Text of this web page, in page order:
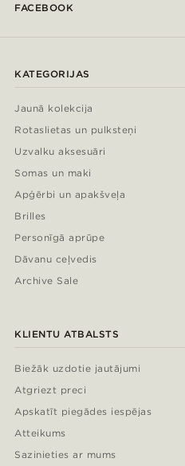
FACEBOOK
KATEGORIJAS
Jaunā kolekcija
Rotaslietas un pulksteņi
Uzvalku aksesuāri
Somas un maki
Apģērbi un apakšveļa
Brilles
Personīgā aprūpe
Dāvanu ceļvedis
Archive Sale
KLIENTU ATBALSTS
Biežāk uzdotie jautājumi
Atgriezt preci
Apskatīt piegādes iespējas
Atteikums
Sazinieties ar mums